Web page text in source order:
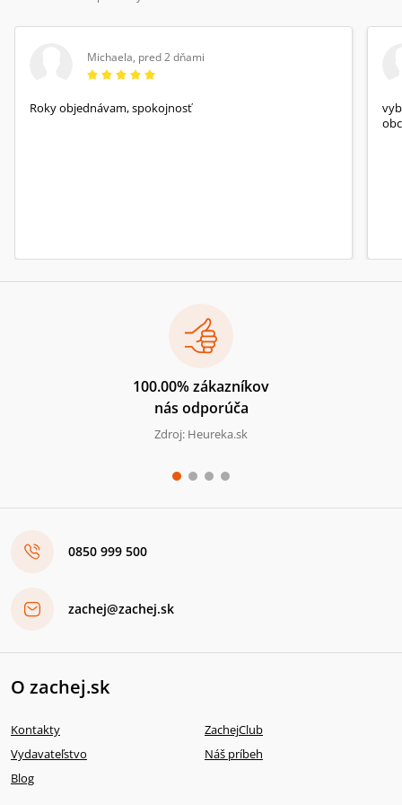
Michaela, pred 2 dňami
Roky objednávam, spokojnosť
100.00% zákazníkov
nás odporúča
Zdroj: Heureka.sk
0850 999 500
zachej@zachej.sk
O zachej.sk
Kontakty
ZachejClub
Vydavateľstvo
Náš príbeh
Blog